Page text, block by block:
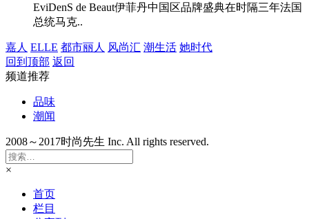
EviDenS de Beaut伊菲丹中国区品牌盛典在时隔三年法国
总统马克..
嘉人 ELLE 都市丽人 风尚汇 潮生活 她时代
回到顶部 返回
频道推荐
品味
潮闻
2008～2017时尚先生 Inc. All rights reserved.
×
首页
栏目